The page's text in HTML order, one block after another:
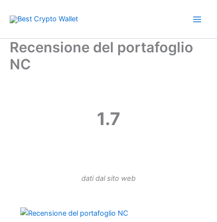
Recensione del portafoglio
NC
1.7
dati dal sito web